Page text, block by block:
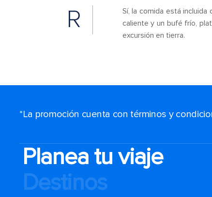
R
Sí, la comida está
caliente y un bufé frío,
excursión en tierra.
*La promoción cuenta con términos y
Planea tu viaje
Destinos